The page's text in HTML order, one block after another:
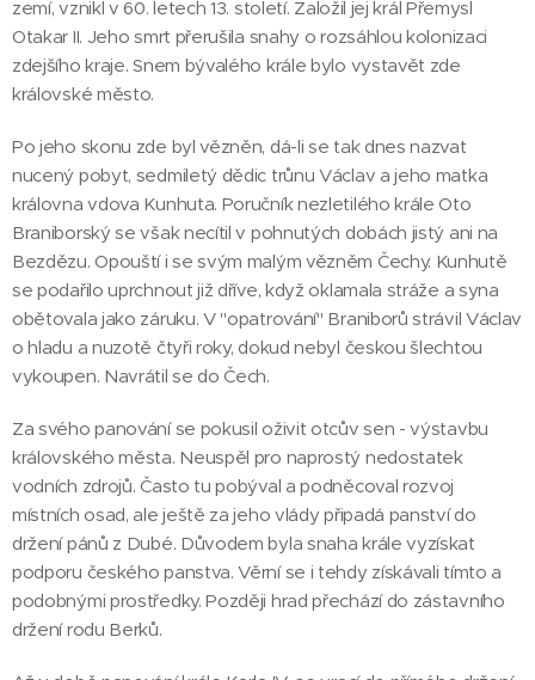
zemí, vznikl v 60. letech 13. století. Založil jej král Přemysl
Otakar II. Jeho smrt přerušila snahy o rozsáhlou kolonizaci
zdejšího kraje. Snem bývalého krále bylo vystavět zde
královské město.
Po jeho skonu zde byl vězněn, dá-li se tak dnes nazvat
nucený pobyt, sedmiletý dědic trůnu Václav a jeho matka
královna vdova Kunhuta. Poručník nezletilého krále Oto
Braniborský se však necítil v pohnutých dobách jistý ani na
Bezdězu. Opouští i se svým malým vězněm Čechy. Kunhutě
se podařilo uprchnout již dříve, když oklamala stráže a syna
obětovala jako záruku. V "opatrování" Braniborů strávil Václav
o hladu a nuzotě čtyři roky, dokud nebyl českou šlechtou
vykoupen. Navrátil se do Čech.
Za svého panování se pokusil oživit otcův sen - výstavbu
královského města. Neuspěl pro naprostý nedostatek
vodních zdrojů. Často tu pobýval a podněcoval rozvoj
místních osad, ale ještě za jeho vlády připadá panství do
držení pánů z Dubé. Důvodem byla snaha krále vyzískat
podporu českého panstva. Věrní se i tehdy získávali tímto a
podobnými prostředky. Později hrad přechází do zástavního
držení rodu Berků.